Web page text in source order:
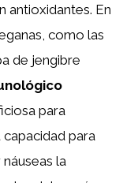
antioxidantes. En
como las
de jengibre
para
para
náuseas la